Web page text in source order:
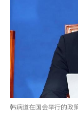
韩病道在国会举行的政